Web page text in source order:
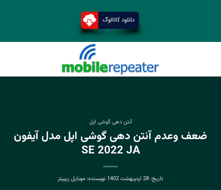
آنتن دهی گوشی اپل
ضعف وعدم آنتن دهی گوشی اپل مدل آیفون
SE 2022 JA
تاریخ:28 اردیبهشت 1402 نویسنده:موبایل ریپیتر